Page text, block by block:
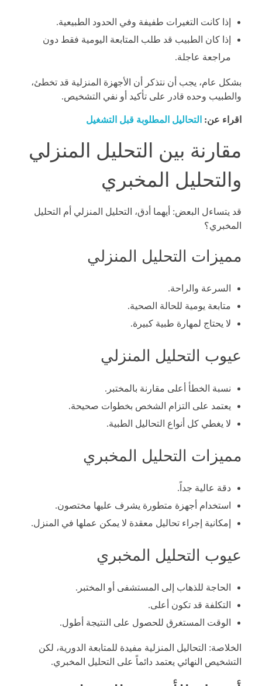
إذا كانت التغيرات طفيفة وفي الحدود الطبيعية.
إذا كان الطبيب قد طلب المتابعة اليومية فقط دون
مراجعة عاجلة.
بشكل عام، يجب أن نتذكر أن الأجهزة المنزلية قد تخطئ،
والطبيب وحده قادر على تأكيد أو نفي التشخيص.
اقراء عن: التحاليل المطلوبة قبل التشغيل
مقارنة بين التحليل المنزلي
والتحليل المخبري
قد يتساءل البعض: أيهما أدق، التحليل المنزلي أم التحليل
المخبري؟
مميزات التحليل المنزلي
السرعة والراحة.
متابعة يومية للحالة الصحية.
لا يحتاج لمهارة طبية كبيرة.
عيوب التحليل المنزلي
نسبة الخطأ أعلى مقارنة بالمختبر.
يعتمد على التزام الشخص بخطوات صحيحة.
لا يغطي كل أنواع التحاليل الطبية.
مميزات التحليل المخبري
دقة عالية جداً.
استخدام أجهزة متطورة يشرف عليها مختصون.
إمكانية إجراء تحاليل معقدة لا يمكن عملها في المنزل.
عيوب التحليل المخبري
الحاجة للذهاب إلى المستشفى أو المختبر.
التكلفة قد تكون أعلى.
الوقت المستغرق للحصول على النتيجة أطول.
الخلاصة: التحاليل المنزلية مفيدة للمتابعة الدورية، لكن
التشخيص النهائي يعتمد دائماً على التحليل المخبري.